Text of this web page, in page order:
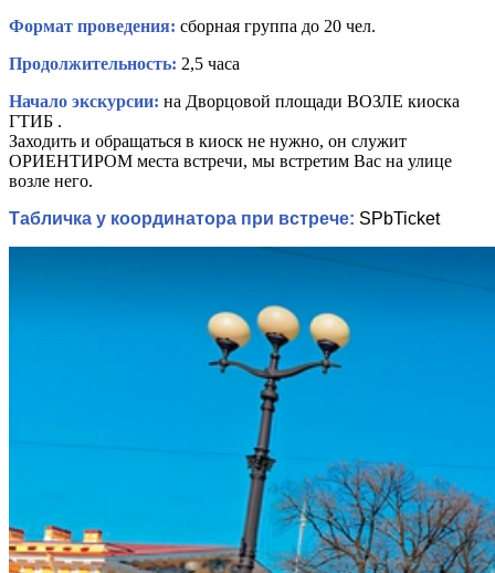
Формат проведения: сборная группа до 20 чел.
Продолжительность: 2,5 часа
Начало экскурсии: на Дворцовой площади ВОЗЛЕ киоска
ГТИБ .
Заходить и обращаться в киоск не нужно, он служит
ОРИЕНТИРОМ места встречи, мы встретим Вас на улице
возле него.
Табличка у координатора при встрече: SPbTicket